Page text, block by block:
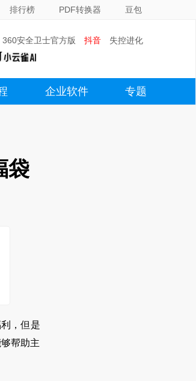
排行榜 PDF转换器 豆包
360安全卫士官方版 抖音
失控进化
企业软件 专题
袋
，但是
帮助主